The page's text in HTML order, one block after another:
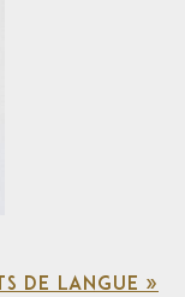
DE LANGUE »